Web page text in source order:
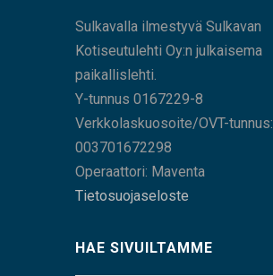
Sulkavalla ilmestyvä Sulkavan
Kotiseutulehti Oy:n julkaisema
paikallislehti.
Y-tunnus 0167229-8
Verkkolaskuosoite/OVT-tunnus:
003701672298
Operaattori: Maventa
Tietosuojaseloste
HAE SIVUILTAMME